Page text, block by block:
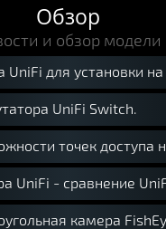
Обзор
и обзор модели
UniFi для установки на
UniFi Switch.
точек доступа нового
Machine Pro, UniFi Dream Machine, UniFi Security Gateway
камера FishEye для